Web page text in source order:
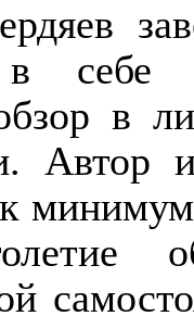
в себе
в
Автор